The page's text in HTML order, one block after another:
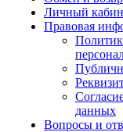
Личный
Правовая
данных
Вопросы и